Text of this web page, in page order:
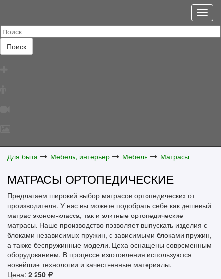
Поиск
Для быта Мебель, интерьер Мебель Матрасы
МАТРАСЫ ОРТОПЕДИЧЕСКИЕ
Предлагаем широкий выбор матрасов ортопедических от
производителя. У нас вы можете подобрать себе как дешевый
матрас эконом-класса, так и элитные ортопедические
матрасы. Наше производство позволяет выпускать изделия с
блоками независимых пружин, с зависимыми блоками пружин,
а также беспружинные модели. Цеха оснащены современным
оборудованием. В процессе изготовления используются
новейшие технологии и качественные материалы.
Цена: 2 250